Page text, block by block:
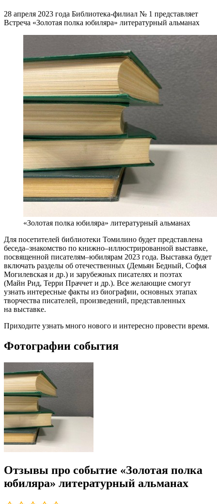
28 апреля 2023 года Библиотека-филиал № 1 представляет
Встреча «Золотая полка юбиляра» литературный альманах
«Золотая полка юбиляра» литературный альманах
Для посетителей библиотеки Томилино будет представлена
беседа–знакомство по книжно–иллюстрированной выставке,
посвященной писателям–юбилярам 2023 года. Выставка будет
включать разделы об отечественных (Демьян Бедный, Софья
Могилевская и др.) и зарубежных писателях и поэтах
(Майн Рид, Терри Праччет и др.). Все желающие смогут
узнать интересные факты из биографии, основных этапах
творчества писателей, произведений, представленных
на выставке.
Приходите узнать много нового и интересно провести время.
Фотографии события
Отзывы про событие «Золотая полка
юбиляра» литературный альманах